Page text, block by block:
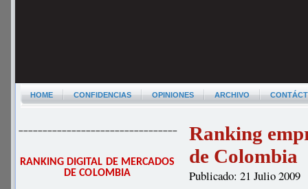
HOME CONFIDENCIAS OPINIONES ARCHIVO
–––––––––––––––––––––––––––––––––
RANKING DIGITAL DE MERCADOS
DE COLOMBIA
Ranking
de Colombia
Publicado: 21 Julio 2009